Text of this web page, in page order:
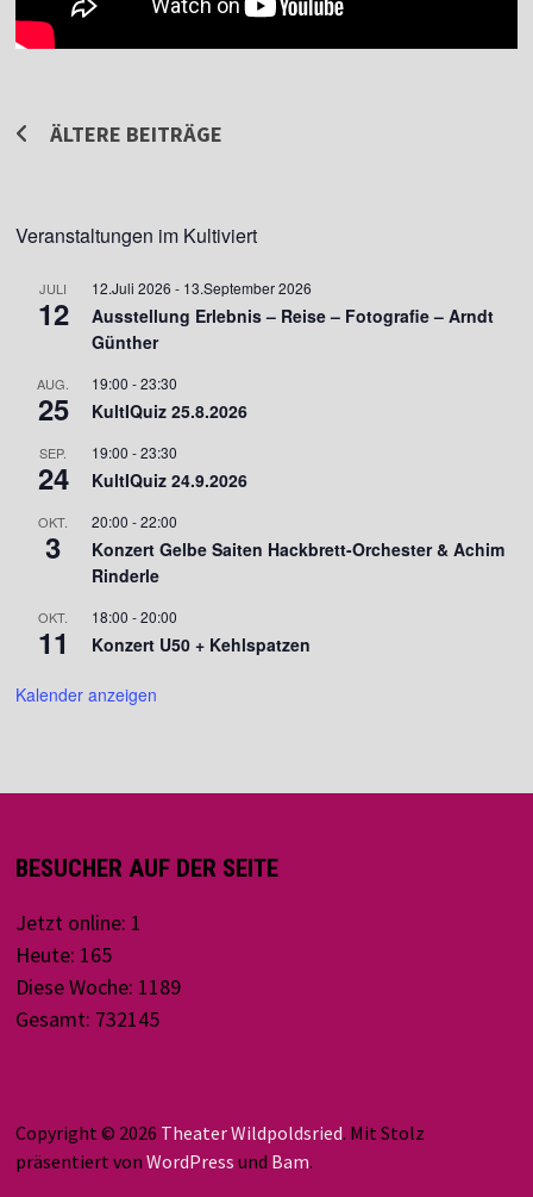
Beitragsnavigation
ÄLTERE BEITRÄGE
Veranstaltungen im Kultiviert
JULI
12
12.Juli 2026 - 13.September 2026
Ausstellung Erlebnis – Reise – Fotografie – Arndt
Günther
AUG.
25
19:00 -23:30
KultIQuiz 25.8.2026
SEP.
24
19:00 -23:30
KultIQuiz 24.9.2026
OKT.
3
20:00 -22:00
Konzert Gelbe Saiten Hackbrett-Orchester & Achim
Rinderle
OKT.
11
18:00 -20:00
Konzert U50 + Kehlspatzen
Kalender anzeigen
BESUCHER AUF DER SEITE
Jetzt online: 1
Heute: 165
Diese Woche: 1189
Gesamt: 732145
Copyright © 2026 Theater Wildpoldsried. Mit Stolz
präsentiert von WordPress und Bam.